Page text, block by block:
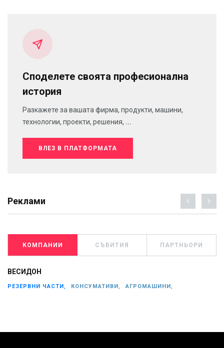
Споделете своята професионална
история
Разкажете за вашата фирма, продукти, машини,
технологии, проекти, решения, ...
ВЛЕЗ В ПЛАТФОРМАТА
Реклами
КОМПАНИИ СЪБИТИЯ ПАРТНЬОРИ
ВЕСИДОН
РЕЗЕРВНИ ЧАСТИ, КОНСУМАТИВИ, АГРОМАШИНИ,